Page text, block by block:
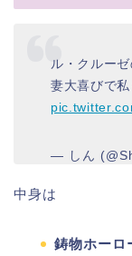
ル・クルー
妻大喜びで
— しん
中身は
鋳物ホー